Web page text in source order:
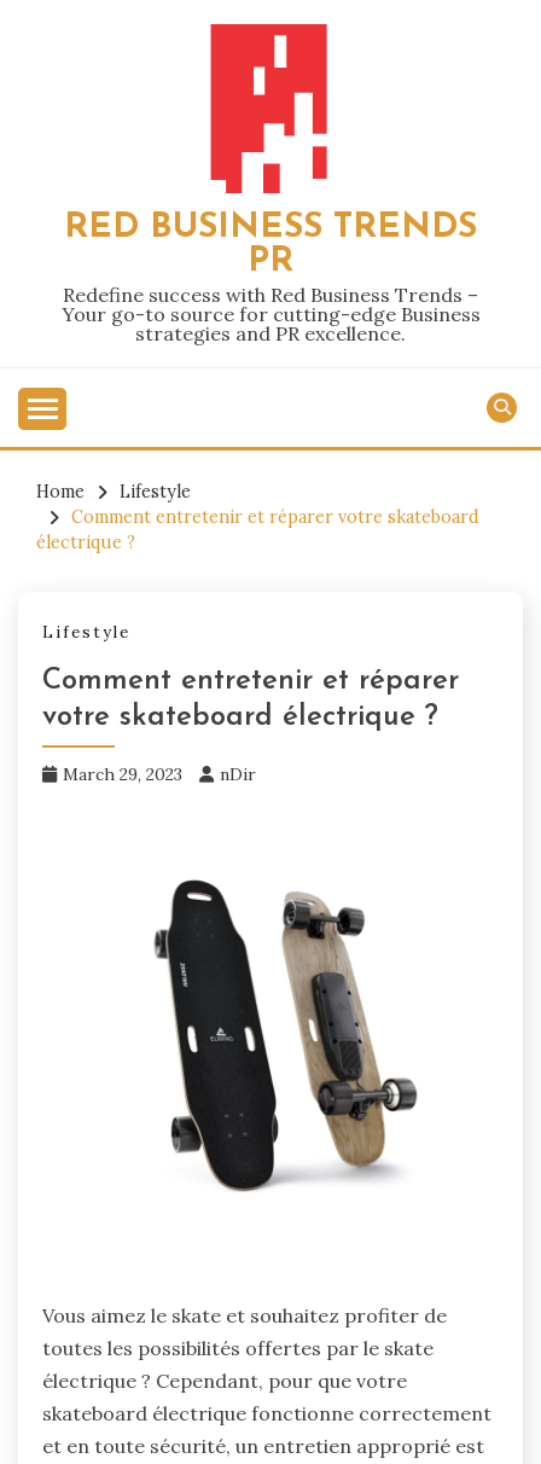
RED BUSINESS TRENDS
PR
Redefine success with Red Business Trends –
Your go-to source for cutting-edge Business
strategies and PR excellence.
Home
Lifestyle
Comment entretenir et réparer votre skateboard
électrique ?
Lifestyle
Comment entretenir et réparer
votre skateboard électrique ?
March 29, 2023 nDir
Vous aimez le skate et souhaitez profiter de
toutes les possibilités offertes par le skate
électrique ? Cependant, pour que votre
skateboard électrique fonctionne correctement
et en toute sécurité, un entretien approprié est